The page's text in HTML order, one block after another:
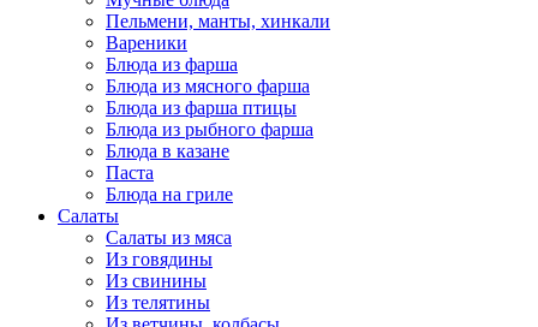
Пельмени, манты, хинкали
Вареники
Блюда из фарша
Блюда из мясного фарша
Блюда из фарша птицы
Блюда из рыбного фарша
Блюда в казане
Паста
Блюда на гриле
Салаты
Салаты из мяса
Из говядины
Из свинины
Из телятины